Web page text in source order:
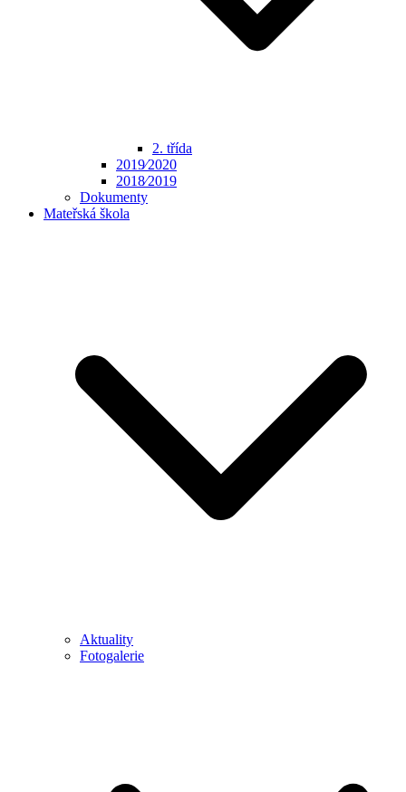
2. třída
2019⁄2020
2018⁄2019
Dokumenty
Mateřská škola
Aktuality
Fotogalerie